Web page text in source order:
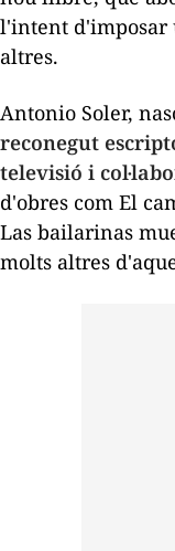
l'intent d'imposar
altres.
Antonio Soler,
reconegut
televisió i
d'obres com El
Las bailarinas
molts altres